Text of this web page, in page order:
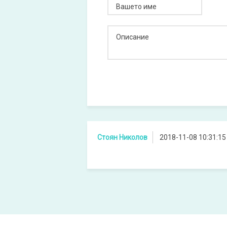
Вашето име
Описание
Стоян Николов 2018-11-08 10:31:15